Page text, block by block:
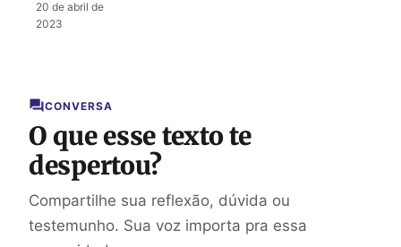
a Amar a
Deus e ao
20 de abril de
2023
CONVERSA
O que esse texto te
despertou?
Compartilhe sua reflexão, dúvida ou
testemunho. Sua voz importa pra essa